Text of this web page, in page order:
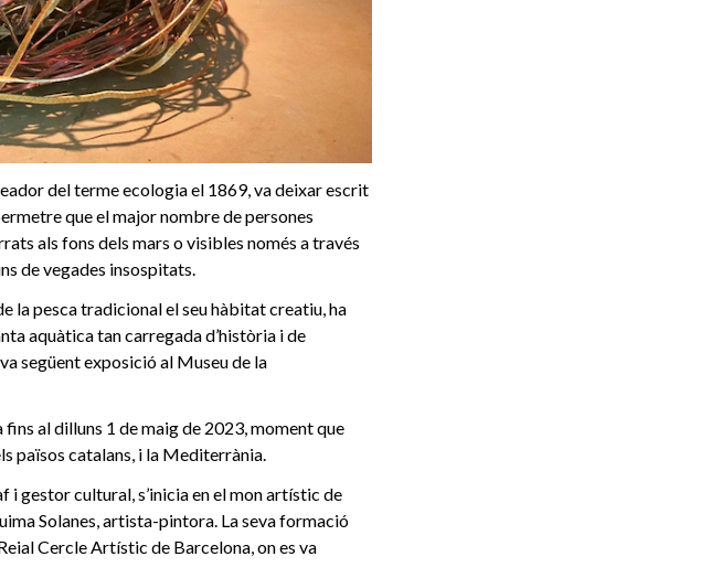
del terme ecologia el 1869, va deixar escrit
que el major nombre de persones
als fons dels mars o visibles només a través
de vegades insospitats.
la pesca tradicional el seu hàbitat creatiu, ha
aquàtica tan carregada d’història i de
següent exposició al Museu de la
al dilluns 1 de maig de 2023, moment que
països catalans, i la Mediterrània.
i gestor cultural, s’inicia en el mon artístic de
Solanes, artista-pintora. La seva formació
Cercle Artístic de Barcelona, on es va